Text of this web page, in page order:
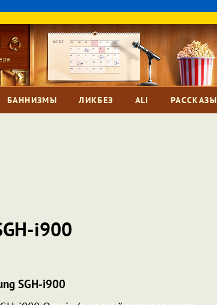
БАННИЗМЫ ЛИКБЕЗ ALI РАССКАЗЫ
i900
SGH-i900